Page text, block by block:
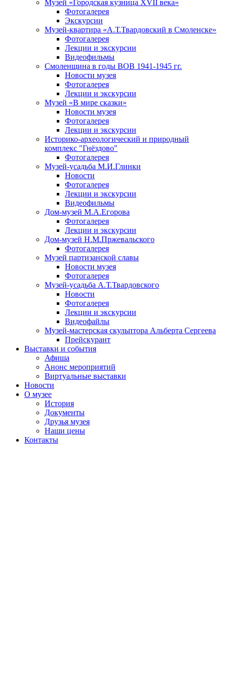
Музей «Городская кузница XVII века»
Фотогалерея
Экскурсии
Музей-квартира «А.Т.Твардовский в Смоленске»
Фотогалерея
Лекции и экскурсии
Видеофильмы
Смоленщина в годы ВОВ 1941-1945 гг.
Новости музея
Фотогалерея
Лекции и экскурсии
Музей «В мире сказки»
Новости музея
Фотогалерея
Лекции и экскурсии
Историко-археологический и природный
комплекс "Гнёздово"
Фотогалерея
Музей-усадьба М.И.Глинки
Новости
Фотогалерея
Лекции и экскурсии
Видеофильмы
Дом-музей М.А.Егорова
Фотогалерея
Лекции и экскурсии
Дом-музей Н.М.Пржевальского
Фотогалерея
Музей партизанской славы
Новости музея
Фотогалерея
Музей-усадьба А.Т.Твардовского
Новости
Фотогалерея
Лекции и экскурсии
Видеофайлы
Музей-мастерская скульптора Альберта Сергеева
Прейскурант
Выставки и события
Афиша
Анонс мероприятий
Виртуальные выставки
Новости
О музее
История
Документы
Друзья музея
Наши цены
Контакты